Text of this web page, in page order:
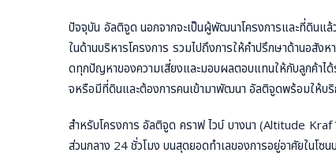
ปัจจุบัน อัลติจูด นอกจากจะเป็นผู้พัฒนาโครงการและที่ดิน
ในด้านบริหารโครงการ รวมไปถึงการให้คำปรึกษาด้านอ
ดทุกปัญหาของความเสี่ยงและมอบผลตอบแทนให้กับลูกค้าไ
จหรือมีที่ดินและต้องการคนเข้ามาพัฒนา อัลติจูดพร้อมให้บ
สำหรับโครงการ อัลติจูด คราฟ ไวบ์ บางนา (Altitude
ส่วนกลาง 24 ชั่วโมง บนสุดยอดทำเลของการอยู่อาศัยในโ